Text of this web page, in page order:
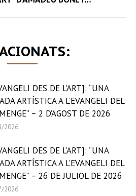
DES DE L’ART]: “UNA
ARTÍSTICA A L’EVANGELI DEL
– 2 D’AGOST DE 2026
2026
DES DE L’ART]: “UNA
ARTÍSTICA A L’EVANGELI DEL
– 26 DE JULIOL DE 2026
2026